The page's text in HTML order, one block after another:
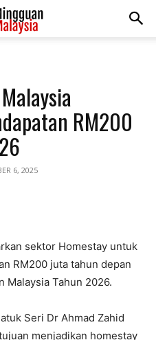
RM200
6, 2025
sektor Homestay untuk
RM200 juta tahun depan
Malaysia Tahun 2026.
Seri Dr Ahmad Zahid
menjadikan homestay